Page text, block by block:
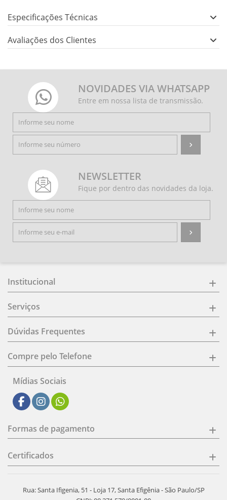
Especificações Técnicas
Avaliações dos Clientes
NOVIDADES VIA WHATSAPP
Entre em nossa lista de transmissão.
NEWSLETTER
Fique por dentro das novidades da loja.
Institucional
Serviços
Dúvidas Frequentes
Compre pelo Telefone
Mídias Sociais
Formas de pagamento
Certificados
Rua: Santa Ifigenia, 51 - Loja 17, Santa Efigênia - São Paulo/SP